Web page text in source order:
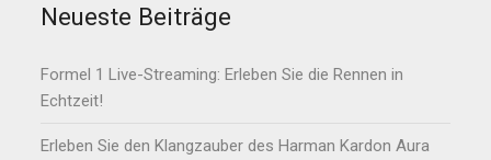
Neueste Beiträge
Formel 1 Live-Streaming: Erleben Sie die Rennen in
Echtzeit!
Erleben Sie den Klangzauber des Harman Kardon Aura